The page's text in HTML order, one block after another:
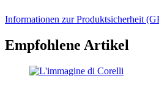
Informationen zur Produktsicherheit
Empfohlene Artikel